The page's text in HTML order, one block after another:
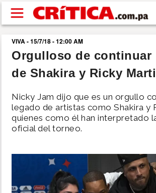
Pasar al contenido principal
buscar
SUCESOS
NACIONAL
POLÍTICA
DEPORTES
VIVA - 15/7/18 - 12:00 AM
Orgulloso de continuar
de Shakira y Ricky
Nicky Jam dijo que es un orgullo
legado de artistas como Shakira y
quienes como él han interpretado
oficial del torneo.